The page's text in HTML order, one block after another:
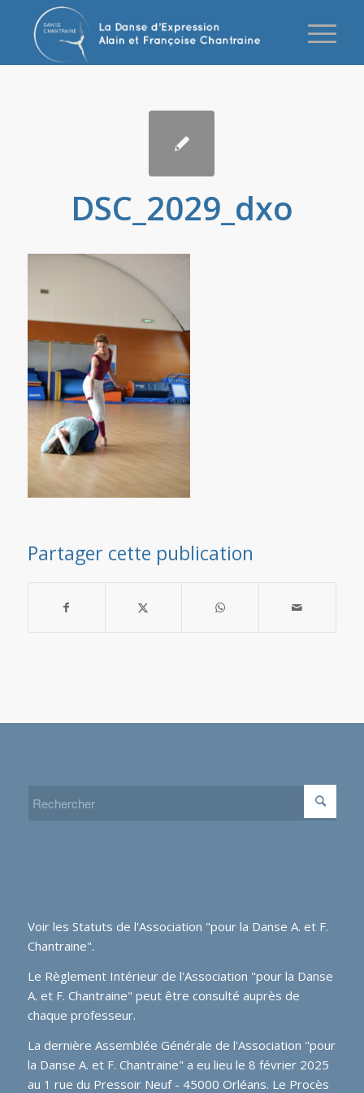
DSC_2029_dxo
Partager cette publication
Voir les Statuts de l'Association "pour la Danse A. et F.
Chantraine".
Le Règlement Intérieur de l'Association "pour la Danse
A. et F. Chantraine" peut être consulté auprès de
chaque professeur.
La dernière Assemblée Générale de l'Association "pour
la Danse A. et F. Chantraine" a eu lieu le 8 février 2025
au 1 rue du Pressoir Neuf - 45000 Orléans. Le Procès